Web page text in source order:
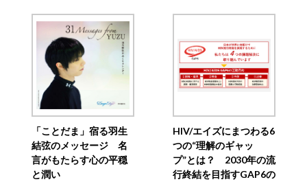
「ことだま」宿る羽生
結弦のメッセージ 名
言がもたらす心の平穏
と潤い
HIV/エイズにまつわる6
つの“理解のギャッ
プ”とは？ 2030年の流
行終結を目指すGAP6の